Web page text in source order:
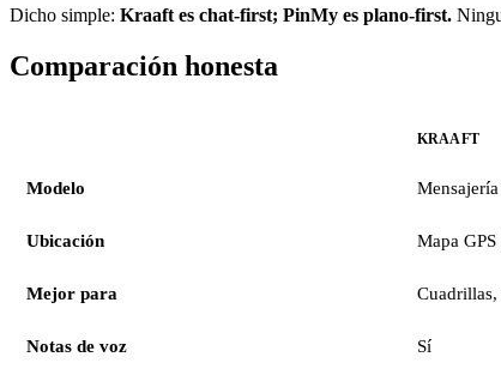
Dicho simple: Kraaft es chat-first; PinMy es plano-first.
Comparación honesta
KRAAFT
Modelo
Ubicación Mapa GPS
Mejor para
Notas de voz Sí